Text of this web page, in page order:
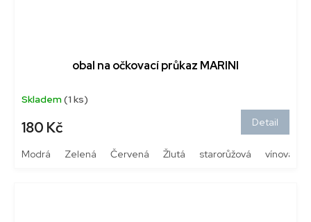
obal na očkovací průkaz MARINI
Skladem(1 ks)
180 Kč Detail
Modrá Zelená Červená Žlutá starorůžová vínová